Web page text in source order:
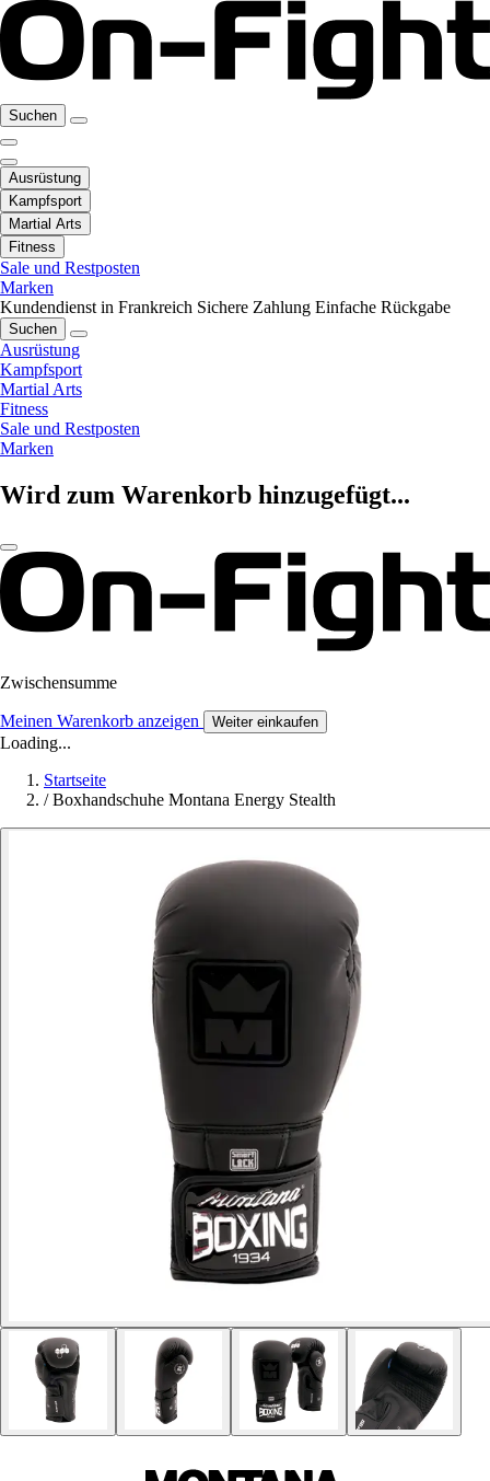
Suchen
Ausrüstung
Kampfsport
Martial Arts
Fitness
Sale und Restposten
Marken
Kundendienst in Frankreich Sichere Zahlung Einfache Rückgabe
Suchen
Ausrüstung
Kampfsport
Martial Arts
Fitness
Sale und Restposten
Marken
Wird zum Warenkorb hinzugefügt...
Zwischensumme
Meinen Warenkorb anzeigen Weiter einkaufen
Loading...
Startseite
/ Boxhandschuhe Montana Energy Stealth